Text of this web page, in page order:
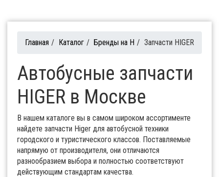
Главная / Каталог / Бренды на H / Запчасти HIGER
Автобусные запчасти
HIGER в Москве
В нашем каталоге вы в самом широком ассортименте
найдете запчасти Higer для автобусной техники
городского и туристического классов. Поставляемые
напрямую от производителя, они отличаются
разнообразием выбора и полностью соответствуют
действующим стандартам качества.